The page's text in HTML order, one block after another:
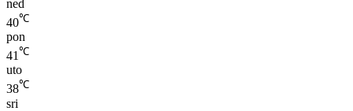
ned
40℃
pon
41 ℃
uto
38℃
sri